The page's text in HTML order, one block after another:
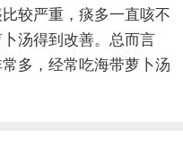
较严重，痰多一直咳不
汤得到改善。总而言
多，经常吃海带萝卜汤